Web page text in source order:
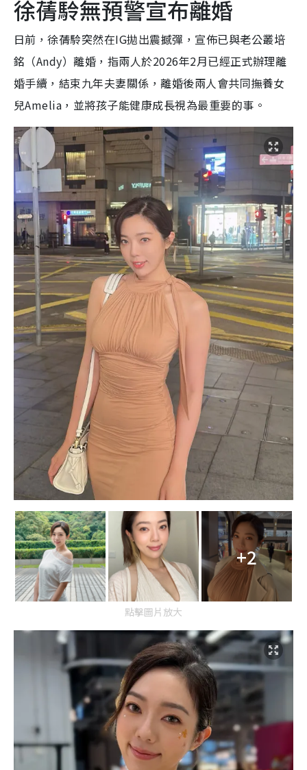
徐蒨駖無預警宣布離婚
日前，徐蒨駖突然在IG拋出震撼彈，宣佈已與老公叢培
銘（Andy）離婚，指兩人於2026年2月已經正式辦理離
婚手續，結束九年夫妻關係，離婚後兩人會共同撫養女
兒Amelia，並將孩子能健康成長視為最重要的事。
+2
點擊圖片放大